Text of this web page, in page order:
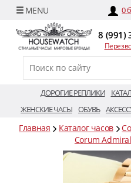
0
8 (991)
ДОРОГИЕ РЕПЛИКИ
ЖЕНСКИЕ ЧАСЫ ОБУВЬ
Главная Каталог часов
Corum